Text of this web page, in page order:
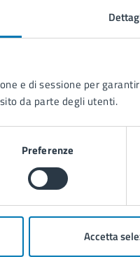
e di sessione per
da parte degli utenti.
Preferenze
Accetta
il comune
assistenza
appuntamento
in città